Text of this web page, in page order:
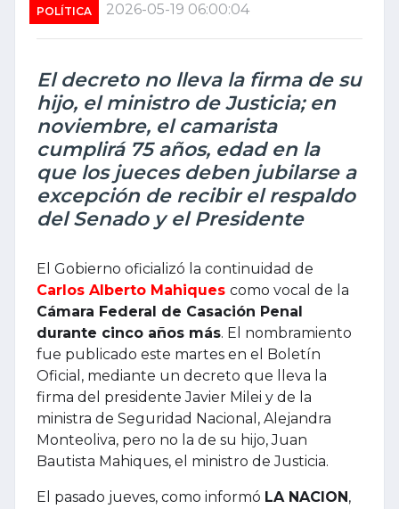
POLÍTICA 2026-05-19 06:00:04
El decreto no lleva la firma de su
hijo, el ministro de Justicia; en
noviembre, el camarista
cumplirá 75 años, edad en la
que los jueces deben jubilarse a
excepción de recibir el respaldo
del Senado y el Presidente
El Gobierno oficializó la continuidad de
Carlos Alberto Mahiques como vocal de la
Cámara Federal de Casación Penal
durante cinco años más. El nombramiento
fue publicado este martes en el Boletín
Oficial, mediante un decreto que lleva la
firma del presidente Javier Milei y de la
ministra de Seguridad Nacional, Alejandra
Monteoliva, pero no la de su hijo, Juan
Bautista Mahiques, el ministro de Justicia.
El pasado jueves, como informó LA NACION ,